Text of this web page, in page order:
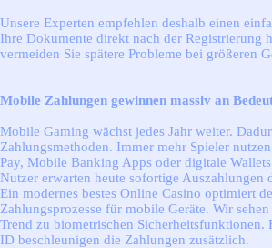
Unsere Experten empfehlen deshalb einen
Ihre Dokumente direkt nach der Registrierung
vermeiden Sie spätere Probleme bei größeren
Mobile Zahlungen gewinnen massiv an
Mobile Gaming wächst jedes Jahr weiter.
Zahlungsmethoden. Immer mehr Spieler
Pay, Mobile Banking Apps oder digitale
Nutzer erwarten heute sofortige Auszahlungen
Ein modernes bestes Online Casino optimiert
Zahlungsprozesse für mobile Geräte. Wir
Trend zu biometrischen Sicherheitsfunktionen.
ID beschleunigen die Zahlungen zusätzlich.